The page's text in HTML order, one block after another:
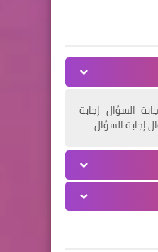
السؤال إجابة
إجابة السؤال